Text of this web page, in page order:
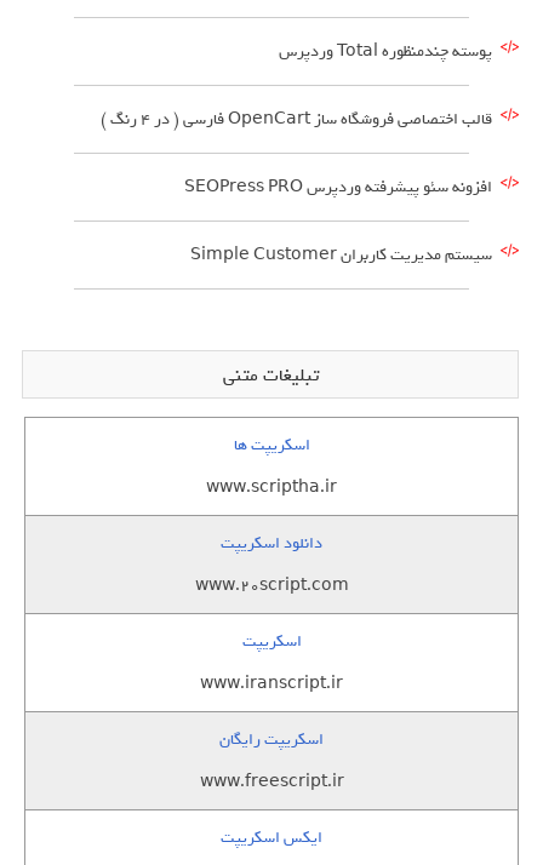
پوسته چندمنظوره Total وردپرس
قالب اختصاصی فروشگاه ساز OpenCart فارسی ( در 4 رنگ )
افزونه سئو پیشرفته وردپرس SEOPress PRO
سیستم مدیریت کاربران Simple Customer
تبلیغات متنی
اسکریپت ها
www.scriptha.ir
دانلود اسکریپت
www.20script.com
اسکریپت
www.iranscript.ir
اسکریپت رایگان
www.freescript.ir
ایکس اسکریپت